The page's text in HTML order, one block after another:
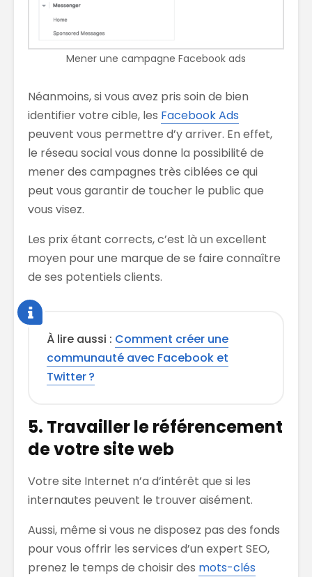
Mener une campagne Facebook ads
Néanmoins, si vous avez pris soin de bien
identifier votre cible, les Facebook Ads
peuvent vous permettre d’y arriver. En effet,
le réseau social vous donne la possibilité de
mener des campagnes très ciblées ce qui
peut vous garantir de toucher le public que
vous visez.
Les prix étant corrects, c’est là un excellent
moyen pour une marque de se faire connaître
de ses potentiels clients.
À lire aussi : Comment créer une
communauté avec Facebook et
Twitter ?
5. Travailler le référencement
de votre site web
Votre site Internet n’a d’intérêt que si les
internautes peuvent le trouver aisément.
Aussi, même si vous ne disposez pas des fonds
pour vous offrir les services d’un expert SEO,
prenez le temps de choisir des mots-clés